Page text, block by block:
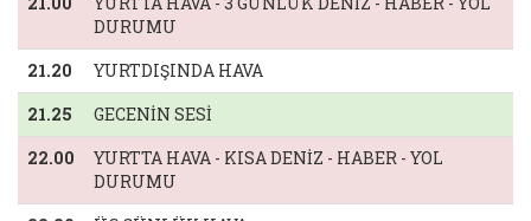
DURUMU
21.20
YURTDIŞINDA HAVA
21.25
GECENİN SESİ
22.00
YURTTA HAVA - KISA DENİZ - HABER - YOL
DURUMU